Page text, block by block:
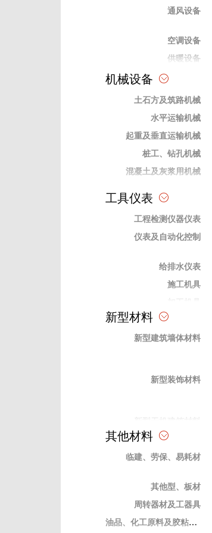
通风设备
空调设备
供暖设备
热水、采暖锅炉设备
水暖及通风空调材料
机械设备
土石方及筑路机械
水平运输机械
起重及垂直运输机械
桩工、钻孔机械
混凝土及灰浆用机械
动力机械
钻探及地下工程机械
工具仪表
工程检测仪器仪表
仪表及自动化控制
给排水仪表
施工机具
电动工具
试验仪器
新型材料
新型建筑墙体材料
新型装饰材料
新型有机材料
新型金属建筑材料
其他材料
临建、劳保、易耗材
其他型、板材
周转器材及工器具
油品、化工原料及胶粘材料